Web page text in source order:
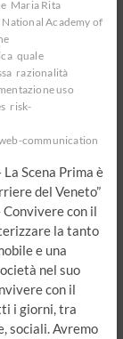
Maria Rita
National Academy of
quale
razionalità
uso
risk-
communication
Scena Prima è
del Veneto”
Convivere con il
la tanto
e una
nel suo
con il
i giorni, tra
sociali. Avremo